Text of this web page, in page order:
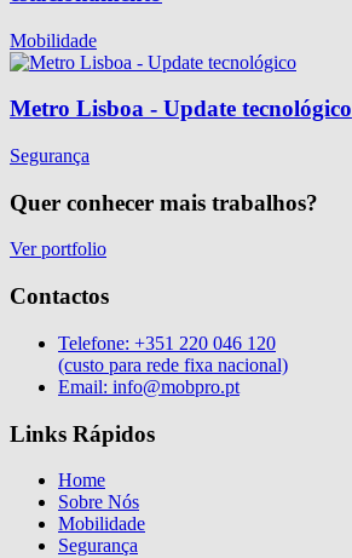
Mobilidade
Metro Lisboa - Update tecnológico
Segurança
Quer conhecer mais trabalhos?
Ver portfolio
Contactos
Telefone: +351 220 046 120
(custo para rede fixa nacional)
Email: info@mobpro.pt
Links Rápidos
Home
Sobre Nós
Mobilidade
Segurança